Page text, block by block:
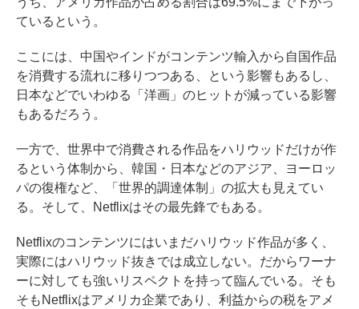
ているという。
ここには、中国やインドがコンテンツ輸入から自国作品
を消費する流れに移りつつある、という影響もあるし、
日本などでいわゆる「洋画」のヒットが減っている影響
もあるだろう。
一方で、世界中で消費される作品をハリウッドだけが作
るという体制から、韓国・日本などのアジア、ヨーロッ
パの復権など、「世界的調達体制」の拡大も見えてい
る。そして、Netflixはその最先鋒でもある。
Netflixのコンテンツにはいまだハリウッド作品が多く、
実際にはハリウッド抜きでは成立しない。だからワーナ
ーに対しても強いリスペクトを持って臨んでいる。そも
そもNetflixはアメリカ企業であり、利益からの税をアメ